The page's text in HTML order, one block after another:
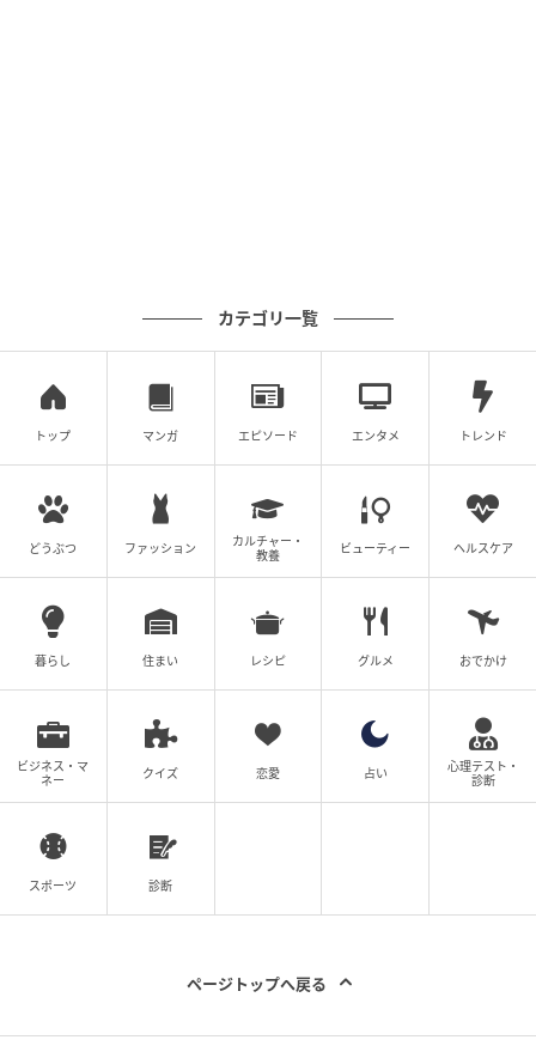
カテゴリ一覧
トップ マンガ エピソード エンタメ トレンド
どうぶつ ファッション
カルチャー・
教養
ビューティー ヘルスケア
暮らし 住まい レシピ グルメ おでかけ
ビジネス・マ
ネー
クイズ 恋愛 占い
心理テスト・
診断
スポーツ 診断
ページトップへ戻る